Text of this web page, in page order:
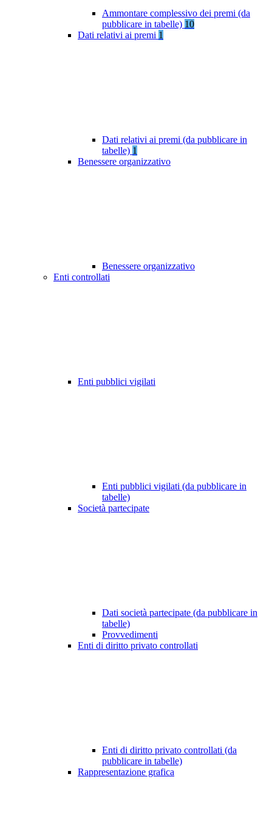
Ammontare complessivo dei premi (da
pubblicare in tabelle) 10
Dati relativi ai premi 1
Dati relativi ai premi (da pubblicare in
tabelle) 1
Benessere organizzativo
Benessere organizzativo
Enti controllati
Enti pubblici vigilati
Enti pubblici vigilati (da pubblicare in
tabelle)
Società partecipate
Dati società partecipate (da pubblicare in
tabelle)
Provvedimenti
Enti di diritto privato controllati
Enti di diritto privato controllati (da
pubblicare in tabelle)
Rappresentazione grafica